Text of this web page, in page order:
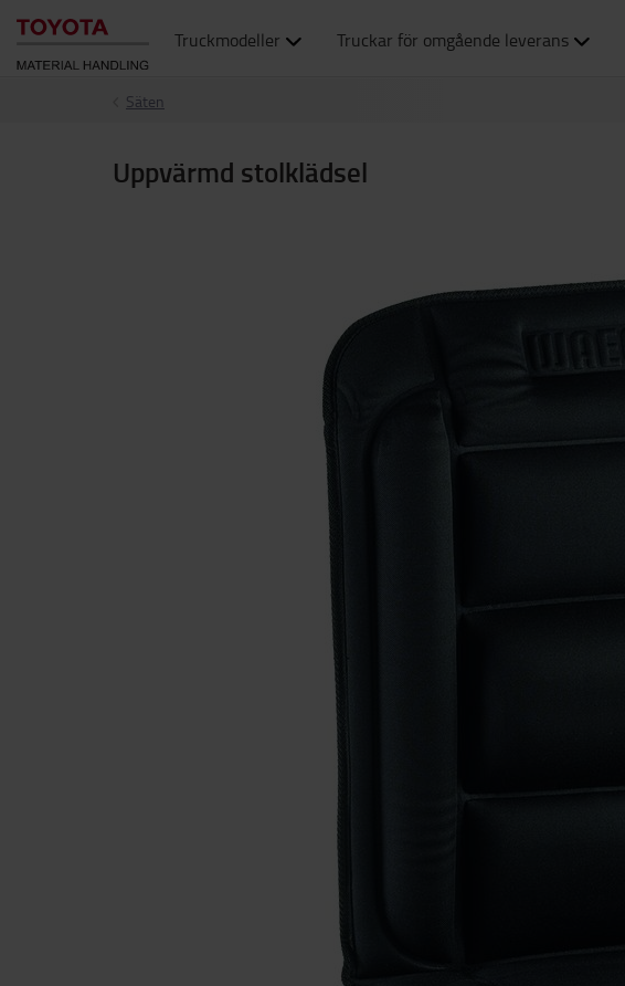
Truckmodeller Truckar för omgående leverans
Säten
Uppvärmd stolklädsel